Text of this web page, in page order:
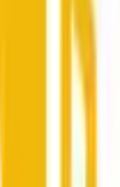
Questions fréquentes